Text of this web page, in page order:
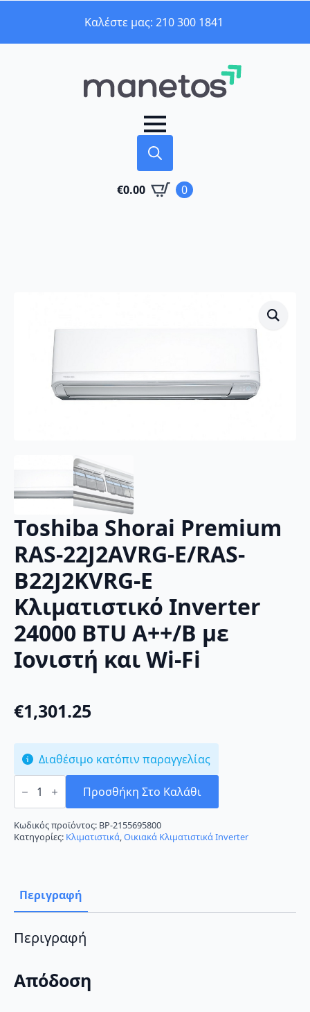
Καλέστε μας: 210 300 1841
for:
€0.00 0
Toshiba Shorai Premium
RAS-22J2AVRG-E/RAS-
B22J2KVRG-E
Κλιματιστικό Inverter
24000 BTU A++/B με
Ιονιστή και Wi-Fi
€1,301.25
Διαθέσιμο κατόπιν παραγγελίας
Toshiba
Shorai
RAS-
22J2AVRG-
E/RAS-
B22J2KVRG-
24000
BTU
A++/B
Ιονιστή
και
ποσότητα
Προσθήκη Στο Καλάθι
Κωδικός προϊόντος: BP-2155695800
Κατηγορίες: Κλιματιστικά,Οικιακά Κλιματιστικά Inverter
Περιγραφή
Περιγραφή
Απόδοση